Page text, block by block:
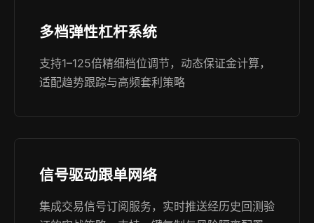
多档弹性杠杆系统
支持1–125倍精细档位调节，动态保证金计算，
适配趋势跟踪与高频套利策略
信号驱动跟单网络
集成交易信号订阅服务，实时推送经历史回测验